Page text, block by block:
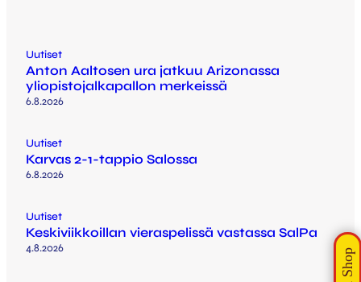
Uutiset
Anton Aaltosen ura jatkuu Arizonassa
yliopistojalkapallon merkeissä
6.8.2026
Uutiset
Karvas 2-1-tappio Salossa
6.8.2026
Uutiset
Keskiviikkoillan vieraspelissä vastassa SalPa
4.8.2026